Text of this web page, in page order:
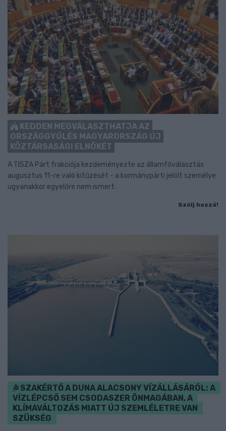
KEDDEN MEGVÁLASZTHATJA AZ
ORSZÁGGYŰLÉS MAGYARORSZÁG ÚJ
KÖZTÁRSASÁGI ELNÖKÉT
A TISZA Párt frakciója kezdeményezte az államfőválasztás
augusztus 11-re való kitűzését - a kormánypárti jelölt személye
ugyanakkor egyelőre nem ismert.
Szólj hozzá!
SZAKÉRTŐ A DUNA ALACSONY VÍZÁLLÁSÁRÓL: A
VÍZLÉPCSŐ SEM CSODASZER ÖNMAGÁBAN, A
KLÍMAVÁLTOZÁS MIATT ÚJ SZEMLÉLETRE VAN
SZÜKSÉG